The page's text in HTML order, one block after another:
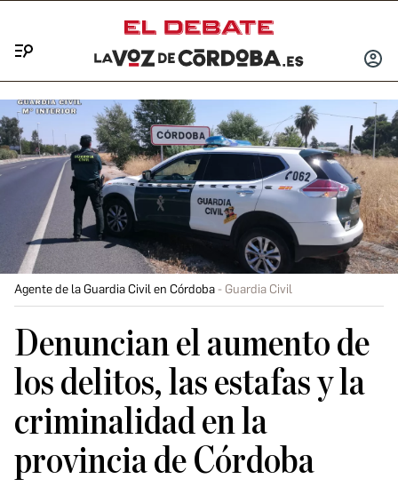
INICIAR
Agente de la Guardia Civil en Córdoba Guardia Civil
Denuncian el aumento de
los delitos, las estafas y la
criminalidad en la
provincia de Córdoba